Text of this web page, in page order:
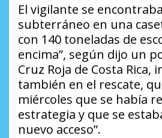
El vigilante se
subterráneo en una
con 140 toneladas de
encima”, según dijo un
Cruz Roja de Costa Rica,
también en el rescate,
miércoles que se había
estrategia y que se
nuevo acceso”.